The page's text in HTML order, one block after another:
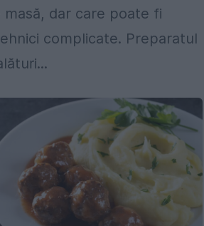
dar care poate fi
complicate. Preparatul